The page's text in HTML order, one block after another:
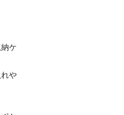
ケ
や